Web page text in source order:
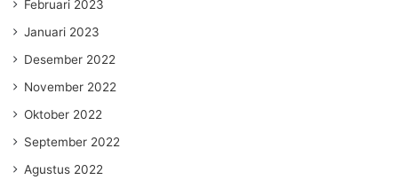
Februari 2023
Januari 2023
Desember 2022
November 2022
Oktober 2022
September 2022
Agustus 2022